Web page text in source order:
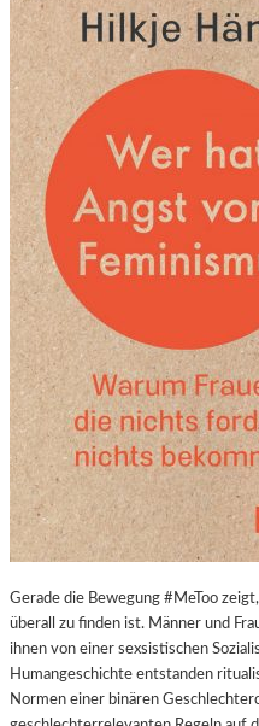
Gerade die Bewegung #MeToo
überall zu finden ist. Männer und
ihnen von einer sexsistischen
Humangeschichte entstanden
Normen einer binären